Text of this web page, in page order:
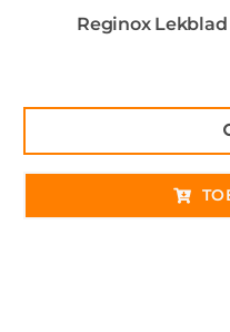
Reginox Lekblad